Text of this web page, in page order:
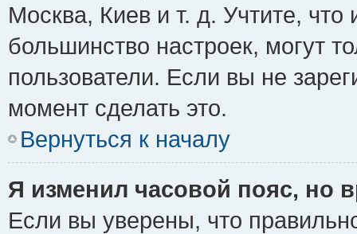
Москва, Киев и т. д. Учтите, что
большинство настроек, могут
пользователи. Если вы не
момент сделать это.
Вернуться к началу
Я изменил часовой пояс, но
Если вы уверены, что